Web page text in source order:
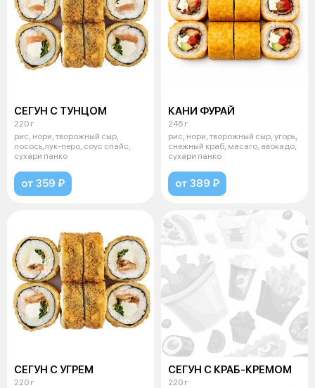
СЕГУН С ТУНЦОМ
220 г
рис, нори, творожный сыр,
лосось,лук-перо, соус спайс,
сухари панко
от 359 ₽
КАНИ ФУРАЙ
245 г
рис, нори, творожный сыр, угорь,
снежный краб, масаго, авокадо,
сухари панко
от 389 ₽
СЕГУН С УГРЕМ
220 г
СЕГУН С КРАБ-КРЕМОМ
220 г